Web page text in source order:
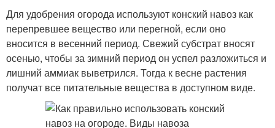
Для удобрения огорода используют конский навоз как
перепревшее вещество или перегной, если оно
вносится в весенний период. Свежий субстрат вносят
осенью, чтобы за зимний период он успел разложиться и
лишний аммиак выветрился. Тогда к весне растения
получат все питательные вещества в доступном виде.